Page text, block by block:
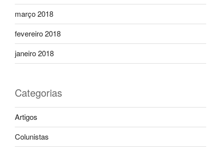
março 2018
fevereiro 2018
janeiro 2018
Categorias
Artigos
Colunistas